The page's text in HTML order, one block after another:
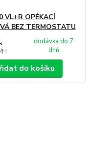
VL+R OPÉKACÍ
BEZ TERMOSTATU
dodávka do 7
dnů
do košíku